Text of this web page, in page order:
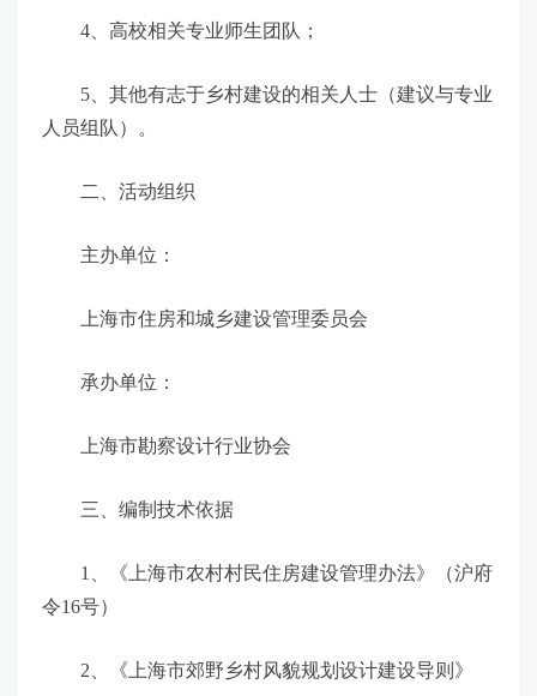
4、高校相关专业师生团队；
5、其他有志于乡村建设的相关人士（建议与专业
人员组队）。
二、活动组织
主办单位：
上海市住房和城乡建设管理委员会
承办单位：
上海市勘察设计行业协会
三、编制技术依据
1、《上海市农村村民住房建设管理办法》（沪府
令16号）
2、《上海市郊野乡村风貌规划设计建设导则》